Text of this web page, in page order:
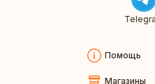
Помощь
Магазины